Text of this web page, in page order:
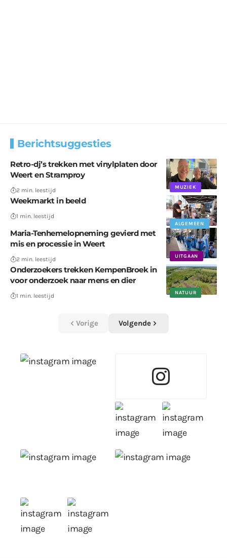
Berichtsuggesties
MUZIEK
Retro-dj’s trekken met vinylplaten door
Weert en Stramproy
2 min. leestijd
ALGEMEEN
Weekmarkt in beeld
1 min. leestijd
UITGAAN
Maria-Tenhemelopneming gevierd met
mis en processie in Weert
2 min. leestijd
NATUUR
Onderzoekers trekken KempenBroek in
voor onderzoek naar mens en dier
1 min. leestijd
Vorige Volgende